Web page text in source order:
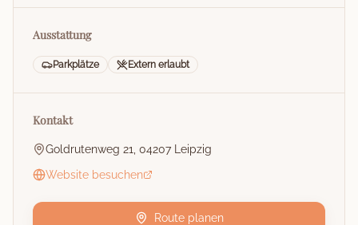
Ausstattung
Parkplätze Extern erlaubt
Kontakt
Goldrutenweg 21, 04207 Leipzig
Website besuchen
Route planen